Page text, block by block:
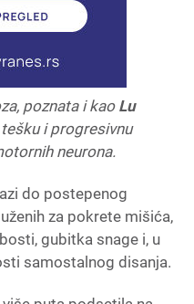
poznata i kaoLu
i progresivnu
neurona.
do postepenog
za pokrete mišića,
gubitka snage i, u
samostalnog disanja.